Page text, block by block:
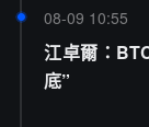
08-09 10:55
江卓爾：
底”